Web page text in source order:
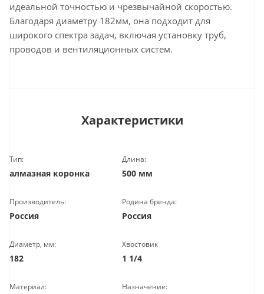
идеальной точностью и чрезвычайной скоростью.
Благодаря диаметру 182мм, она подходит для
широкого спектра задач, включая установку труб,
проводов и вентиляционных систем.
Характеристики
Тип:
алмазная коронка
Длина:
500 мм
Производитель:
Россия
Родина бренда:
Россия
Диаметр, мм:
182
Хвостовик
1 1/4
Материал: Назначение: